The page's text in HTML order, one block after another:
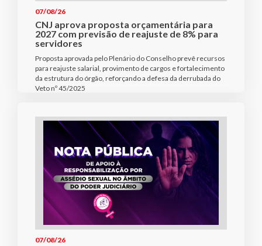
07/08/26
CNJ aprova proposta orçamentária para
2027 com previsão de reajuste de 8% para
servidores
Proposta aprovada pelo Plenário do Conselho prevê recursos
para reajuste salarial, provimento de cargos e fortalecimento
da estrutura do órgão, reforçando a defesa da derrubada do
Veto nº 45/2025
07/08/26